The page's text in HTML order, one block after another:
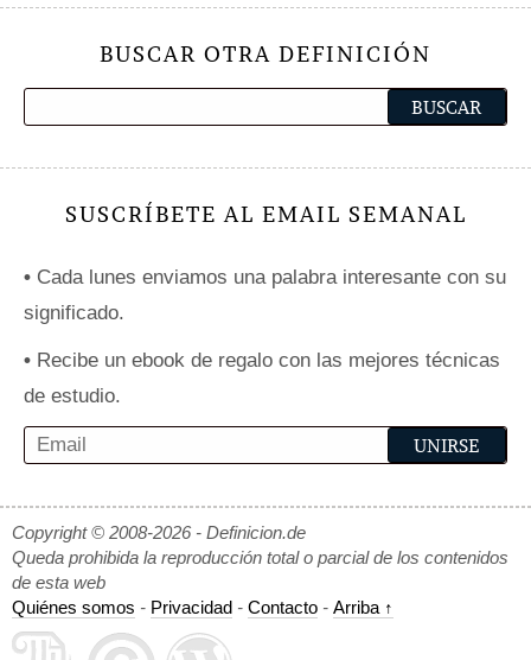
BUSCAR OTRA DEFINICIÓN
SUSCRÍBETE AL EMAIL SEMANAL
• Cada lunes enviamos una palabra interesante con su
significado.
• Recibe un ebook de regalo con las mejores técnicas
de estudio.
Copyright © 2008-2026 - Definicion.de
Queda prohibida la reproducción total o parcial de los contenidos
de esta web
Quiénes somos - Privacidad - Contacto - Arriba ↑